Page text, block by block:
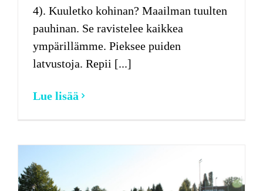
4). Kuuletko kohinan? Maailman tuulten
pauhinan. Se ravistelee kaikkea
ympärillämme. Pieksee puiden
latvustoja. Repii [...]
Lue lisää